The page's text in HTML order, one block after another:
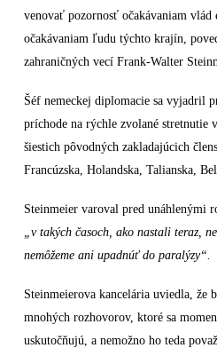
venovať pozornosť očakávaniam vlád
očakávaniam ľudu týchto krajín,
zahraničných vecí Frank-Walter
Šéf nemeckej diplomacie sa vyjadril
príchode na rýchle zvolané stretnutie
šiestich pôvodných zakladajúcich
Francúzska, Holandska, Talianska,
Steinmeier varoval pred unáhlenými
„v takých časoch, ako nastali teraz,
nemôžeme ani upadnúť do paralýzy“.
Steinmeierova kancelária uviedla, že
mnohých rozhovorov, ktoré sa
uskutočňujú, a nemožno ho teda